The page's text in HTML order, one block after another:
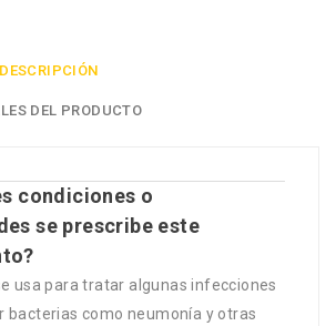
DESCRIPCIÓN
DEL PRODUCTO
condiciones o
se prescribe este
usa para tratar algunas infecciones
bacterias como neumonía y otras